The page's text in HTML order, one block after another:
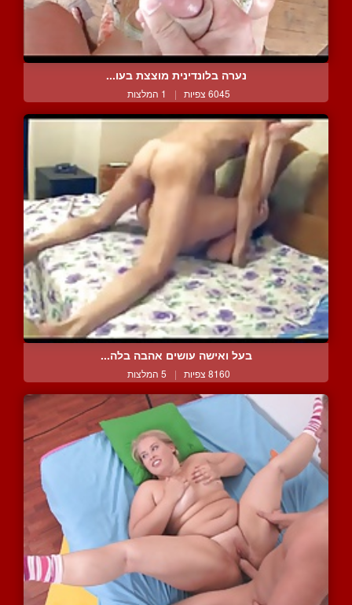
נערה בלונדינית מוצצת בעו...
6045 צפיות | 1 המלצות
בעל ואישה עושים אהבה בלה...
8160 צפיות | 5 המלצות